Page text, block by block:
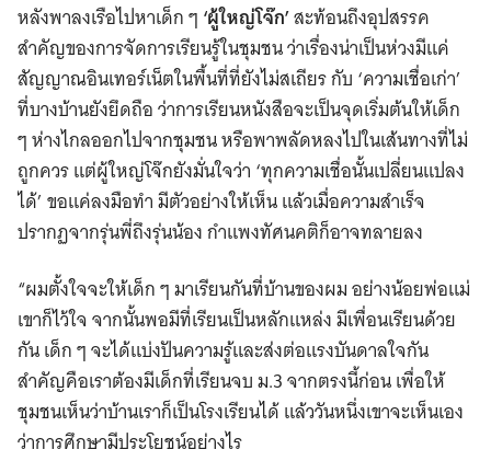
หลังพาลงเรือไปหาเด็ก ๆ ‘ผู้ใหญ่โจ๊ก’สะท้อนถึงอุปสรรค
สำคัญของการจัดการเรียนรู้ในชุมชน ว่าเรื่องน่าเป็นห่วงมีแค่
สัญญาณอินเทอร์เน็ตในพื้นที่ที่ยังไม่สเถียร กับ ‘ความเชื่อเก่า’
ที่บางบ้านยังยึดถือ ว่าการเรียนหนังสือจะเป็นจุดเริ่มต้นให้เด็ก
ๆ ห่างไกลออกไปจากชุมชน หรือพาพลัดหลงไปในเส้นทางที่ไม่
ถูกควร แต่ผู้ใหญ่โจ๊กยังมั่นใจว่า ‘ทุกความเชื่อนั้นเปลี่ยนแปลง
ได้’ ขอแค่ลงมือทำ มีตัวอย่างให้เห็น แล้วเมื่อความสำเร็จ
ปรากฏจากรุ่นพี่ถึงรุ่นน้อง กำแพงทัศนคติก็อาจทลายลง
“ผมตั้งใจจะให้เด็ก ๆ มาเรียนกันที่บ้านของผม อย่างน้อยพ่อแม่
เขาก็ไว้ใจ จากนั้นพอมีที่เรียนเป็นหลักแหล่ง มีเพื่อนเรียนด้วย
กัน เด็ก ๆ จะได้แบ่งปันความรู้และส่งต่อแรงบันดาลใจกัน
สำคัญคือเราต้องมีเด็กที่เรียนจบ ม.3 จากตรงนี้ก่อน เพื่อให้
ชุมชนเห็นว่าบ้านเราก็เป็นโรงเรียนได้ แล้ววันหนึ่งเขาจะเห็นเอง
ว่าการศึกษามีประโยชน์อย่างไร